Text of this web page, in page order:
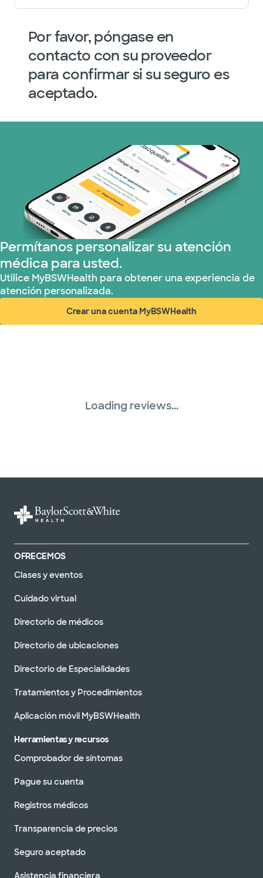
Por favor, póngase en
contacto con su proveedor
para confirmar si su seguro es
aceptado.
Permítanos personalizar su atención
médica para usted.
Utilice MyBSWHealth para obtener una experiencia de
atención personalizada.
Crear una cuenta MyBSWHealth
(abre en ventana nueva)
Loading reviews...
OFRECEMOS
Clases y eventos
Cuidado virtual
Directorio de médicos
Directorio de ubicaciones
Directorio de Especialidades
Tratamientos y Procedimientos
Aplicación móvil MyBSWHealth
Herramientas y recursos
Comprobador de síntomas
Pague su cuenta
Registros médicos
Transparencia de precios
Seguro aceptado
Asistencia financiera